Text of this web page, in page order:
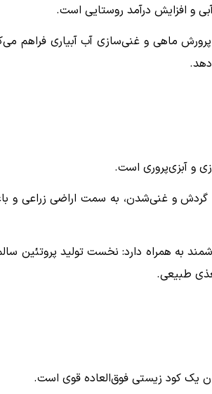
و افزایش درآمد روستایی است.
ماهی و غنی‌سازی آب آبیاری فراهم
و آبزی‌پروری است.
گردش و غنی‌شدن، به سمت اراضی زراعی و
به همراه دارد: نخست تولید پروتئین
طبیعی.
یک کود زیستی فوق‌العاده قوی است.